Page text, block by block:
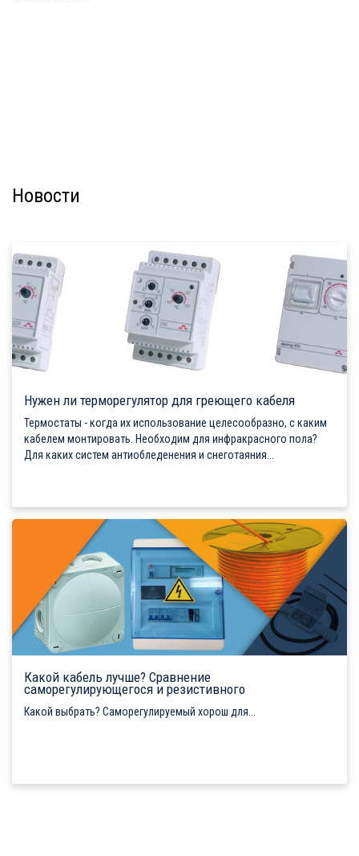
Новости
Нужен ли терморегулятор для греющего кабеля
Термостаты - когда их использование целесообразно, с каким
кабелем монтировать. Необходим для инфракрасного пола?
Для каких систем антиобледенения и снеготаяния...
Какой кабель лучше? Сравнение
саморегулирующегося и резистивного
Какой выбрать? Саморегулируемый хорош для...